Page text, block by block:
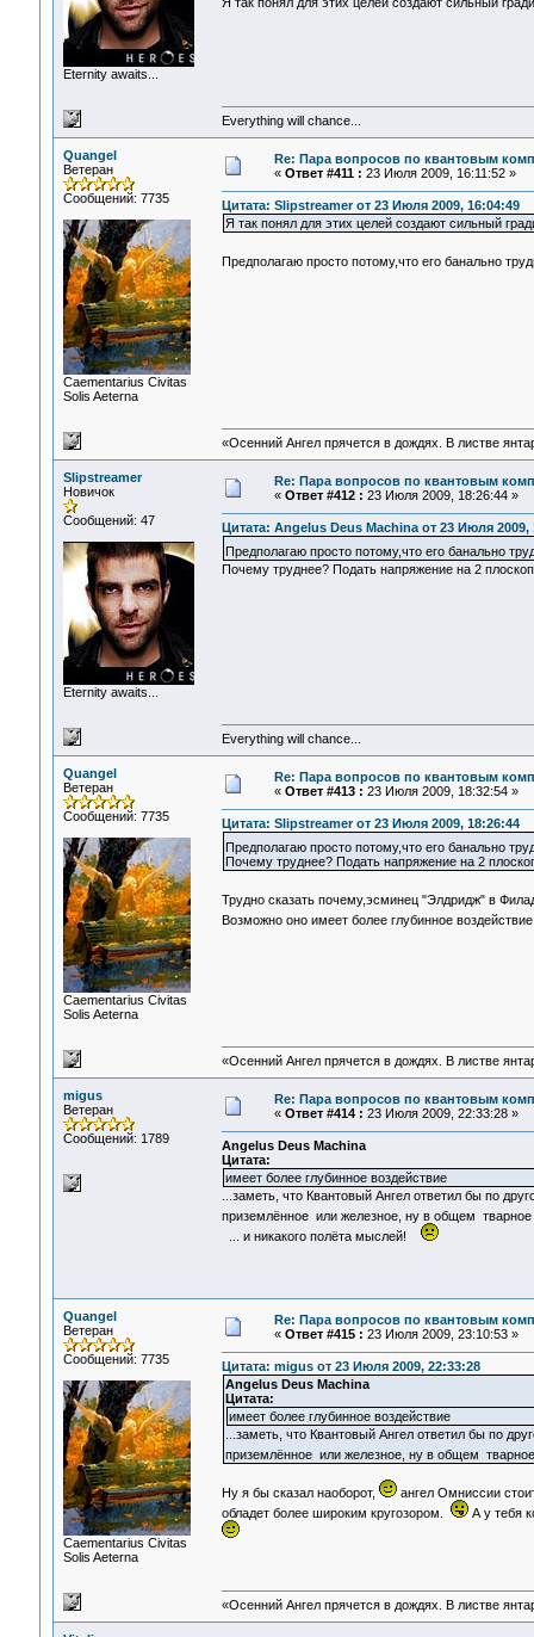
Eternity awaits...
Everything will chance...
Quangel
Ветеран
Сообщений: 7735
Сaementarius Civitas
Solis Aeterna
Re: Пара вопросов по квантовым
« Ответ #411 : 23 Июля 2009, 16:11:52 »
Цитата: Slipstreamer от 23 Июля 2009, 16:04:49
Я так понял для этих целей создают сильный
Предполагаю просто потому,что его банально
«Осенний Ангел прячется в дождях. В листве
Slipstreamer
Новичок
Сообщений: 47
Eternity awaits...
Re: Пара вопросов по квантовым
« Ответ #412 : 23 Июля 2009, 18:26:44 »
Цитата: Angelus Deus Machina от 23 Июля 2009,
Предполагаю просто потому,что его банально
Почему труднее? Подать напряжение на 2
Everything will chance...
Quangel
Ветеран
Сообщений: 7735
Сaementarius Civitas
Solis Aeterna
Re: Пара вопросов по квантовым
« Ответ #413 : 23 Июля 2009, 18:32:54 »
Цитата: Slipstreamer от 23 Июля 2009, 18:26:44
Предполагаю просто потому,что его банально
Почему труднее? Подать напряжение на 2
Трудно сказать почему,эсминец "Элдридж" в
Возможно оно имеет более глубинное
«Осенний Ангел прячется в дождях. В листве
migus
Ветеран
Сообщений: 1789
Re: Пара вопросов по квантовым
« Ответ #414 : 23 Июля 2009, 22:33:28 »
Angelus Deus Machina
Цитата:
имеет более глубинное воздействие
...заметь, что Квантовый Ангел ответил бы по
приземлённое или железное, ну в общем
... и никакого полёта мыслей!
Quangel
Ветеран
Сообщений: 7735
Сaementarius Civitas
Solis Aeterna
Re: Пара вопросов по квантовым
« Ответ #415 : 23 Июля 2009, 23:10:53 »
Цитата: migus от 23 Июля 2009, 22:33:28
Angelus Deus Machina
Цитата:
имеет более глубинное воздействие
...заметь, что Квантовый Ангел ответил бы по
приземлённое или железное, ну в общем
Ну я бы сказал наоборот,
ангел Омниссии
обладет более широким кругозором.
А у тебя
«Осенний Ангел прячется в дождях. В листве